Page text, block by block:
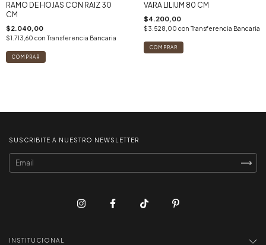
RAMO DE HOJAS CON RAIZ 30
CM
$2.040,00
$1.713,60 con Transferencia Bancaria
COMPRAR
VARA LILIUM 80 CM
$4.200,00
$3.528,00 con Transferencia Bancaria
SUSCRIBITE A NUESTRO NEWSLETTER
INSTITUCIONAL